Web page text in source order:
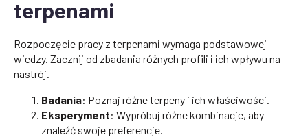
terpenami
Rozpoczęcie pracy z terpenami wymaga podstawowej
wiedzy. Zacznij od zbadania różnych profili i ich wpływu na
nastrój.
Badania: Poznaj różne terpeny i ich właściwości.
Eksperyment: Wypróbuj różne kombinacje, aby
znaleźć swoje preferencje.